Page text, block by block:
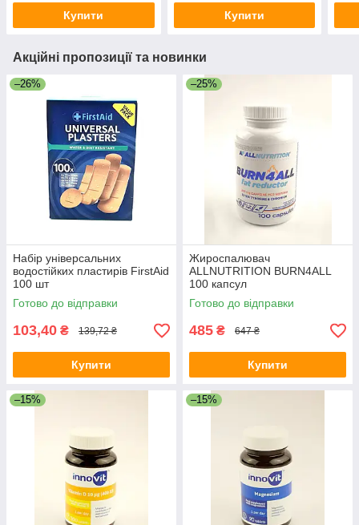
Купити Купити
Акційні пропозиції та новинки
–26%
Набір універсальних
водостійких пластирів FirstAid
100 шт
Готово до відправки
103,40 ₴ 139,72 ₴
Купити
–25%
Жироспалювач
ALLNUTRITION BURN4ALL
100 капсул
Готово до відправки
485 ₴ 647 ₴
Купити
–15% –15%